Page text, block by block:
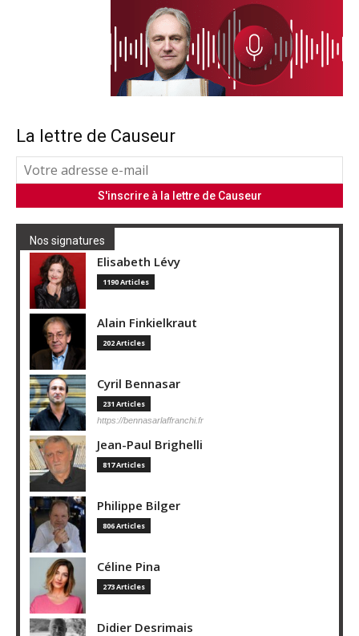
La lettre de Causeur
Nos signatures
Elisabeth Lévy
1190 Articles
Alain Finkielkraut
202 Articles
Cyril Bennasar
231 Articles
https://bennasarlaffranchi.fr
Jean-Paul Brighelli
817 Articles
Philippe Bilger
806 Articles
Céline Pina
273 Articles
Didier Desrimais